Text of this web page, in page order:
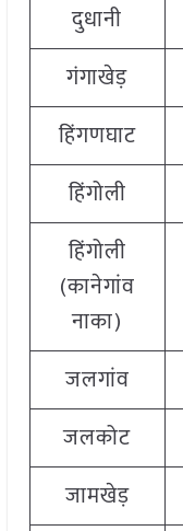
दुधानी
गंगाखेड़
हिंगणघाट
हिंगोली
हिंगोली
(कानेगांव
नाका)
जलगांव
जलकोट
जामखेड़